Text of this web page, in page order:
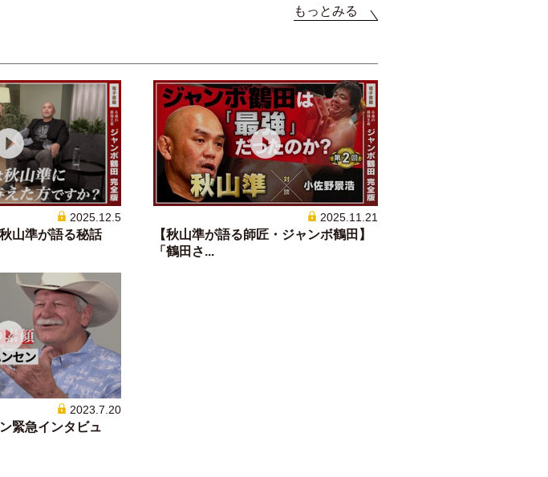
もっとみる
2025.12.5
山準が語る秘話
2025.11.21
【秋山準が語る師匠・ジャンボ鶴田】
「鶴田さ...
2023.7.20
緊急インタビュ